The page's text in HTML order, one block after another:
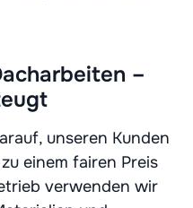
–
unseren Kunden
einem fairen Preis
verwenden wir